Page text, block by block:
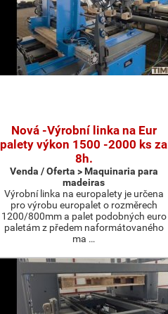
Nová -Výrobní linka na Eur
palety výkon 1500 -2000 ks za
8h.
Venda / Oferta > Maquinaria para
madeiras
Výrobní linka na europalety je určena
pro výrobu europalet o rozměrech
1200/800mm a palet podobných euro
paletám z předem naformátovaného
ma …